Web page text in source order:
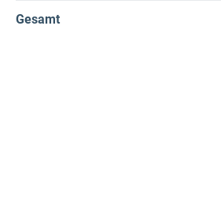
Gesamt